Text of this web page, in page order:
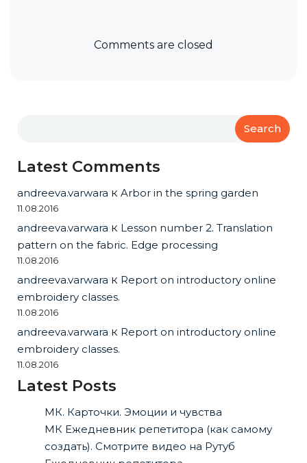
Comments are closed
Search
Latest Comments
andreeva.varwara к Arbor in the spring garden
11.08.2016
andreeva.varwara к Lesson number 2. Translation
pattern on the fabric. Edge processing
11.08.2016
andreeva.varwara к Report on introductory online
embroidery classes.
11.08.2016
andreeva.varwara к Report on introductory online
embroidery classes.
11.08.2016
Latest Posts
МК. Карточки. Эмоции и чувства
МК Ежедневник репетитора (как самому
создать). Смотрите видео на Рутуб